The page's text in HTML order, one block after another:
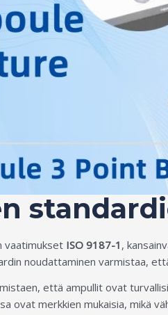
vaatimukset ISO 9187-1 ,
noudattaminen varmistaa,
että ampullit ovat
ovat merkkien mukaisia, mikä